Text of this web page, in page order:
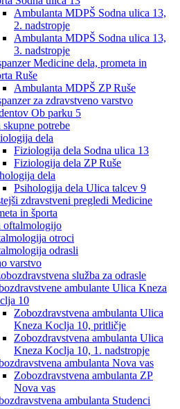
Ambulanta MDPŠ Sodna ulica 13,
2. nadstropje
Ambulanta MDPŠ Sodna ulica 13,
3. nadstropje
Medicine dela, prometa in
Ruše
Ambulanta MDPŠ ZP Ruše
za zdravstveno varstvo
Ob parku 5
skupne potrebe
dela
Fiziologija dela Sodna ulica 13
Fiziologija dela ZP Ruše
dela
Psihologija dela Ulica talcev 9
zdravstveni pregledi Medicine
in športa
oftalmologijo
otroci
odrasli
varstvo
služba za odrasle
ambulante Ulica Kneza
10
Zobozdravstvena ambulanta Ulica
Kneza Koclja 10, pritličje
Zobozdravstvena ambulanta Ulica
Kneza Koclja 10, 1. nadstropje
ambulanta Nova vas
Zobozdravstvena ambulanta ZP
Nova vas
ambulanta Studenci